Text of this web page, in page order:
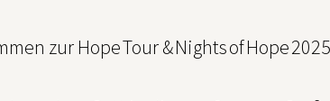
zur Hope Tour & Nights of Hope